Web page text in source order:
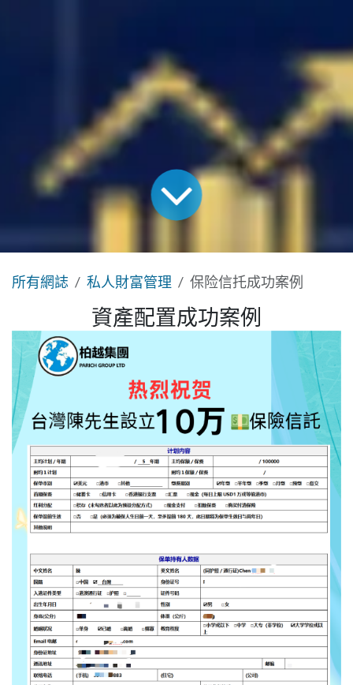
所有網誌 私人財富管理 保险信托成功案例
資產配置成功案例